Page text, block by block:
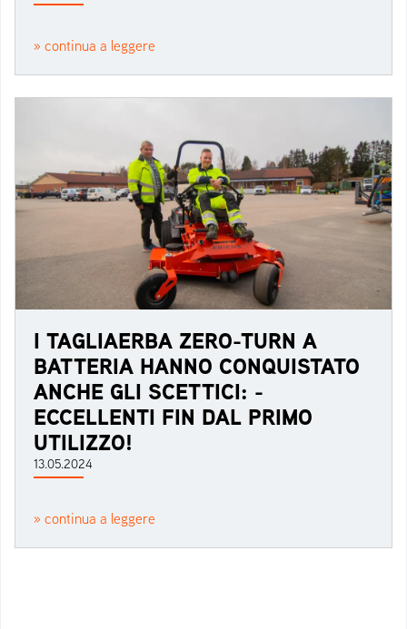
» continua a leggere
I TAGLIAERBA ZERO-TURN A
BATTERIA HANNO CONQUISTATO
ANCHE GLI SCETTICI: -
ECCELLENTI FIN DAL PRIMO
UTILIZZO!
13.05.2024
» continua a leggere